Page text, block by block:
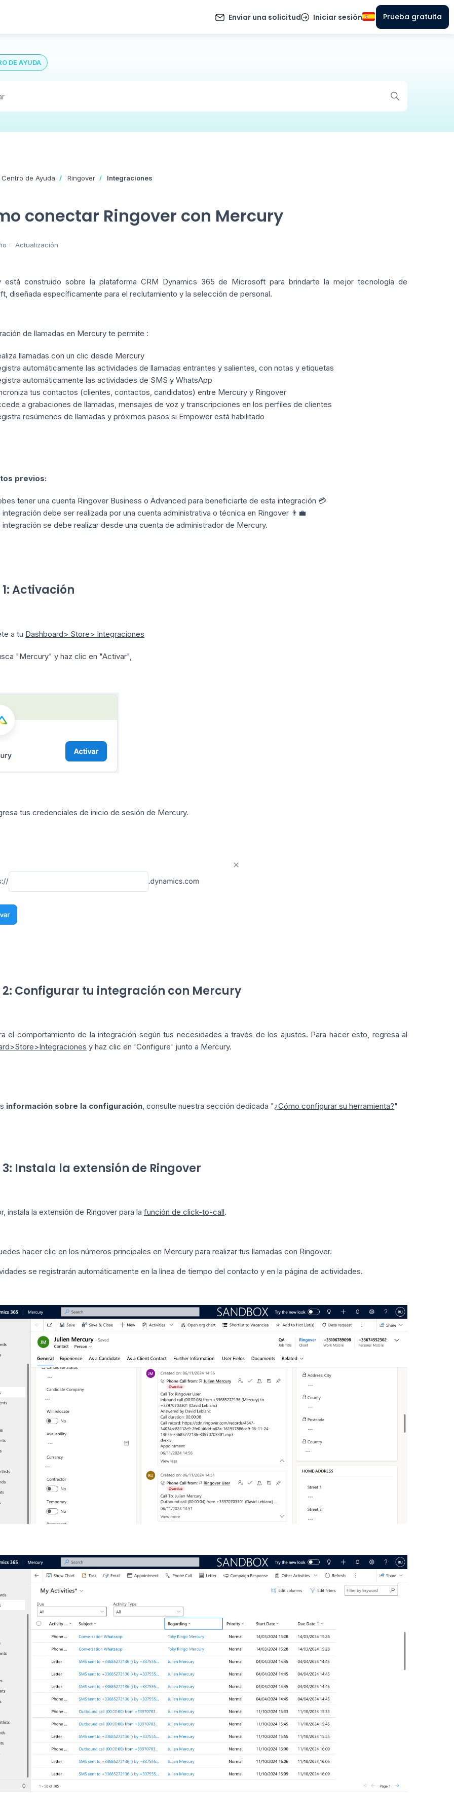
Enviar una solicitud Iniciar sesión Prueba gratuita
DE AYUDA
de Ayuda Ringover Integraciones
conectar Ringover con Mercury
Actualización
está construido sobre la plataforma CRM Dynamics 365 de Microsoft para brindarte la mejor tecnología de
diseñada específicamente para el reclutamiento y la selección de personal.
de llamadas en Mercury te permite :
llamadas con un clic desde Mercury
automáticamente las actividades de llamadas entrantes y salientes, con notas y etiquetas
automáticamente las actividades de SMS y WhatsApp
tus contactos (clientes, contactos, candidatos) entre Mercury y Ringover
a grabaciones de llamadas, mensajes de voz y transcripciones en los perfiles de clientes
resúmenes de llamadas y próximos pasos si Empower está habilitado
previos:
tener una cuenta Ringover Business o Advanced para beneficiarte de esta integración 💳
integración debe ser realizada por una cuenta administrativa o técnica en Ringover 👨‍💼
integración se debe realizar desde una cuenta de administrador de Mercury.
1: Activación
a tu Dashboard> Store> Integraciones
"Mercury" y haz clic en "Activar",
tus credenciales de inicio de sesión de Mercury.
2: Configurar tu integración con Mercury
el comportamiento de la integración según tus necesidades a través de los ajustes. Para hacer esto, regresa al
y haz clic en 'Configure' junto a Mercury.
información sobre la configuración, consulte nuestra sección dedicada "¿Cómo configurar su herramienta?"
3: Instala la extensión de Ringover
instala la extensión de Ringover para la función de click-to-call.
hacer clic en los números principales en Mercury para realizar tus llamadas con Ringover.
se registrarán automáticamente en la línea de tiempo del contacto y en la página de actividades.